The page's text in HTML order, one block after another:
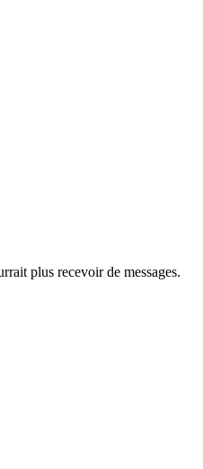
plus recevoir de messages.